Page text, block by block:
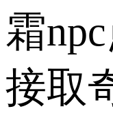
霜
接取